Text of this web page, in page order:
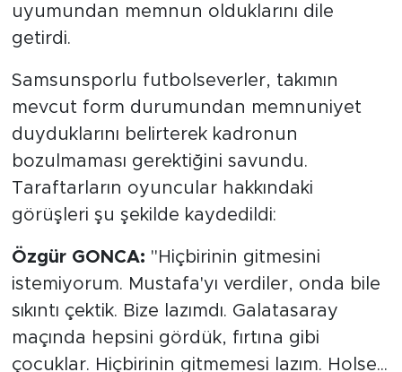
uyumundan memnun olduklarını dile
getirdi.
Samsunsporlu futbolseverler, takımın
mevcut form durumundan memnuniyet
duyduklarını belirterek kadronun
bozulmaması gerektiğini savundu.
Taraftarların oyuncular hakkındaki
görüşleri şu şekilde kaydedildi:
Özgür GONCA: "Hiçbirinin gitmesini
istemiyorum. Mustafa'yı verdiler, onda bile
sıkıntı çektik. Bize lazımdı. Galatasaray
maçında hepsini gördük, fırtına gibi
çocuklar. Hiçbirinin gitmemesi lazım. Holse...